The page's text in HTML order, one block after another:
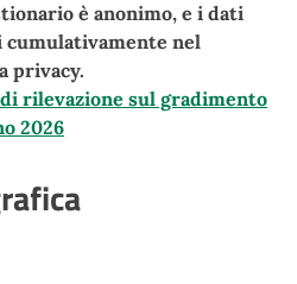
è anonimo, e i dati
nel
privacy.
rilevazione sul gradimento
2026